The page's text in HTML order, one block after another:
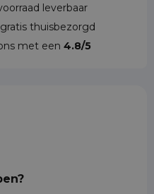
leverbaar
thuisbezorgd
met een 4.8/5